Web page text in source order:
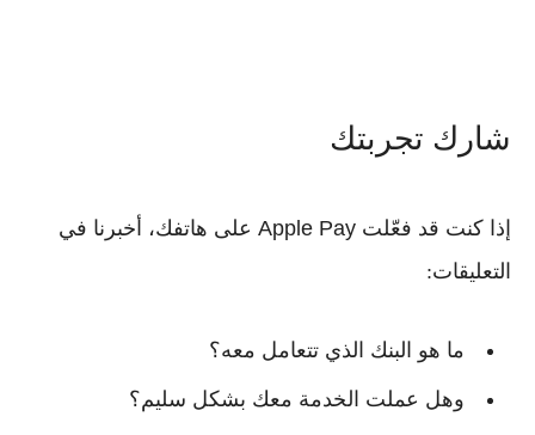
شارك تجربتك
إذا كنت قد فعّلت Apple Pay على هاتفك، أخبرنا في
التعليقات:
ما هو البنك الذي تتعامل معه؟
وهل عملت الخدمة معك بشكل سليم؟